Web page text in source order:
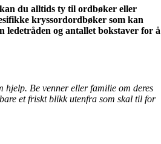
du alltids ty til ordbøker eller
kryssordordbøker som kan
og antallet bokstaver for å
hjelp. Be venner eller familie om deres
et friskt blikk utenfra som skal til for